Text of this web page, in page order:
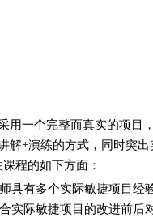
用一个完整而真实的项目
解+演练的方式，同时突
程的如下方面：
具有多个实际敏捷项目经
实际敏捷项目的改进前后